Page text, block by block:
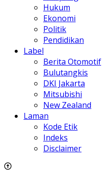
Hukum
Ekonomi
Politik
Pendidikan
Label
Berita Otomotif
Bulutangkis
DKI Jakarta
Mitsubishi
New Zealand
Laman
Kode Etik
Indeks
Disclaimer